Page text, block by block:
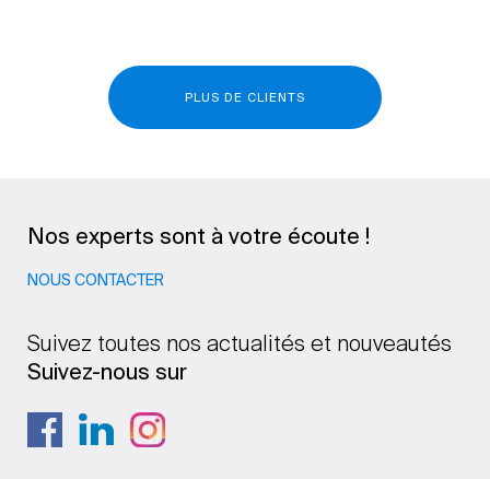
PLUS DE CLIENTS
Nos experts sont à votre écoute !
NOUS CONTACTER
Suivez toutes nos actualités et nouveautés
Suivez-nous sur